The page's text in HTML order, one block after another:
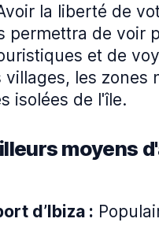
la liberté de
permettra de voir
et de
villages, les zones
isolées de l'île.
moyens
d’Ibiza :